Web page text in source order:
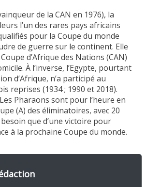
de la CAN en 1976), la
l’un des rares pays africains
pour la Coupe du monde
de guerre sur le continent. Elle
d’Afrique des Nations (CAN)
À l’inverse, l’Egypte, pourtant
d’Afrique, n’a participé au
reprises (1934 ; 1990 et 2018).
Pharaons sont pour l’heure en
(A) des éliminatoires, avec 20
que d’une victoire pour
à la prochaine Coupe du monde.